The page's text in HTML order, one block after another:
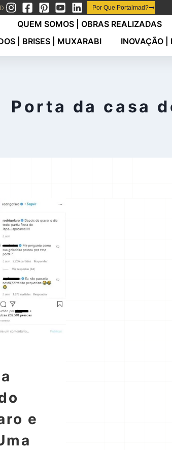
Por Que Portalmad?
QUEM SOMOS | OBRAS REALIZADAS
| BRISES | MUXARABI
INOVAÇÃO |
Porta da casa
e